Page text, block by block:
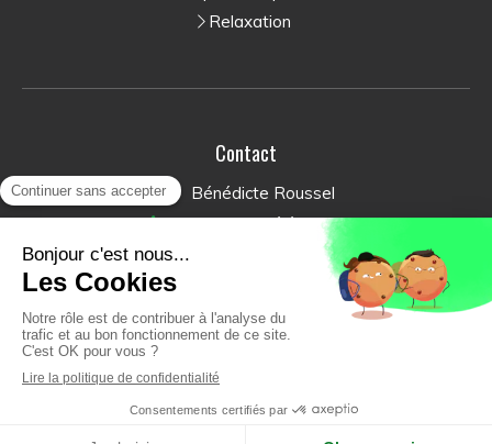
Relaxation
Contact
Bénédicte Roussel
Afficher le téléphone
DuLundi au et de13hà20h
LeVendredi
20h
LeSamedide 9h